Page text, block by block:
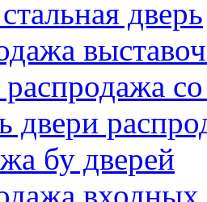
дверь
со
двери
бу дверей